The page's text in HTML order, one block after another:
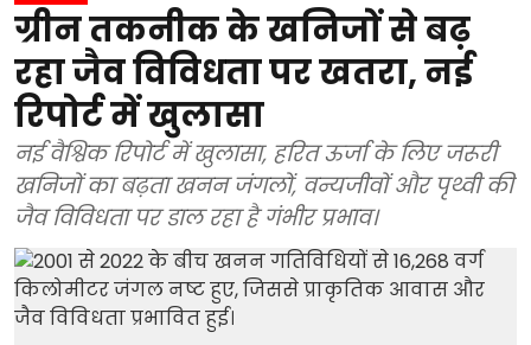
ग्रीन तकनीक के खनिजों से बढ़
रहा जैव विविधता पर खतरा, नई
रिपोर्ट में खुलासा
नई वैश्विक रिपोर्ट में खुलासा, हरित ऊर्जा के लिए जरूरी
खनिजों का बढ़ता खनन जंगलों, वन्यजीवों और पृथ्वी की
जैव विविधता पर डाल रहा है गंभीर प्रभाव।